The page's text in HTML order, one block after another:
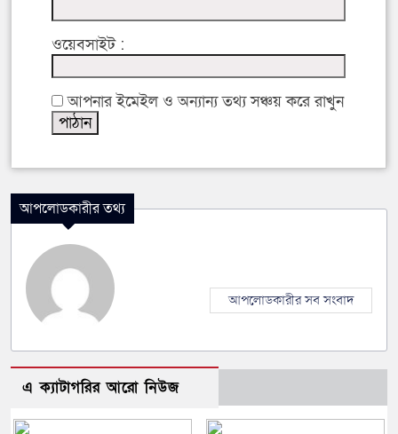
ওয়েবসাইট :
আপনার ইমেইল ও অন্যান্য তথ্য সঞ্চয় করে রাখুন
আপলোডকারীর তথ্য
আপলোডকারীর সব সংবাদ
এ ক্যাটাগরির আরো নিউজ